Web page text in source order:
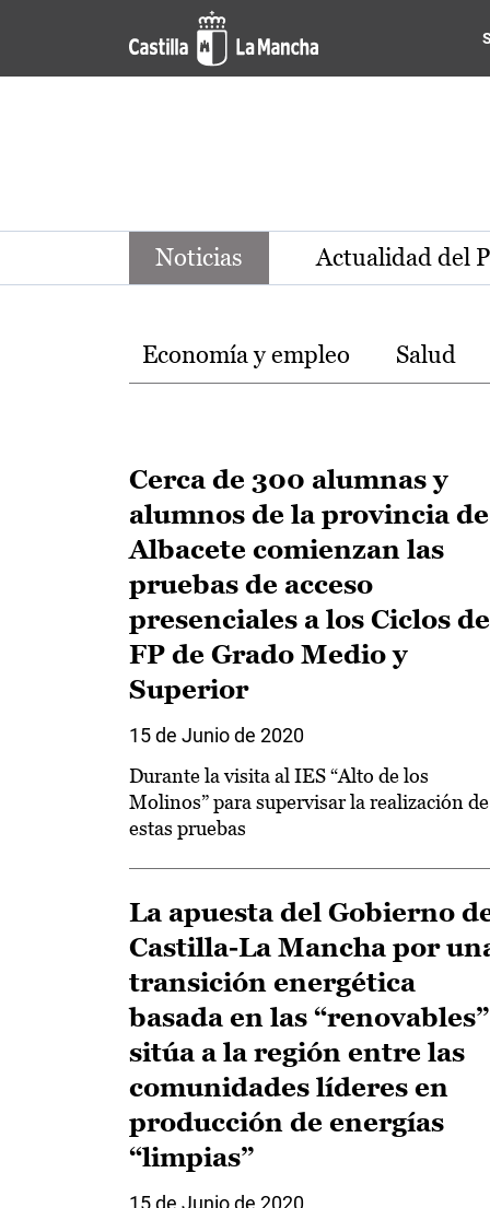
Pasar al contenido principal
Noticias de la región de
Noticias Actualidad del
Temas
Economía y empleo Salud
Cerca de 300 alumnas y
alumnos de la provincia de
Albacete comienzan las
pruebas de acceso
presenciales a los Ciclos de
FP de Grado Medio y
Superior
15 de Junio de 2020
Durante la visita al IES “Alto de los
Molinos” para supervisar la realización de
estas pruebas
La apuesta del Gobierno
Castilla-La Mancha por
transición energética
basada en las “renovables”
sitúa a la región entre las
comunidades líderes en
producción de energías
“limpias”
15 de Junio de 2020